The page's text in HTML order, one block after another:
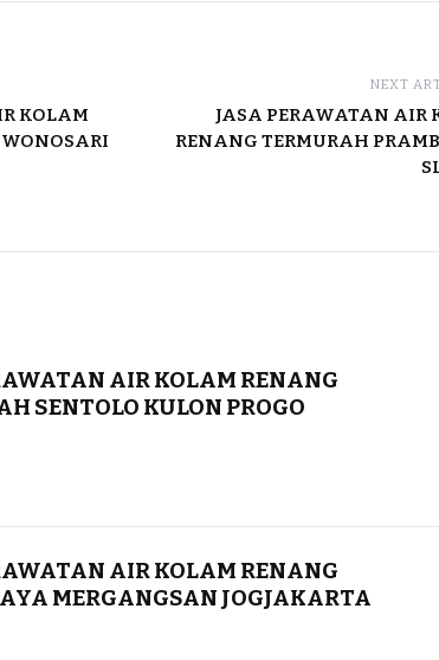
KOLAM
NEXT
JASA PERAWATAN AIR
RENANG TERMURAH
AIR KOLAM RENANG
SENTOLO KULON PROGO
AIR KOLAM RENANG
MERGANGSAN JOGJAKARTA